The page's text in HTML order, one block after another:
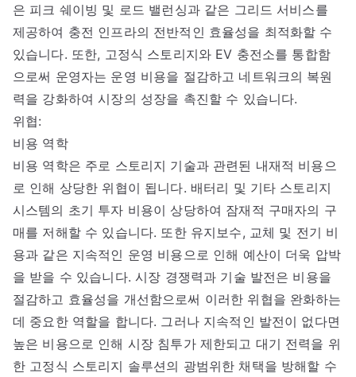
은 피크 쉐이빙 및 로드 밸런싱과 같은 그리드 서비스를
제공하여 충전 인프라의 전반적인 효율성을 최적화할 수
있습니다. 또한, 고정식 스토리지와 EV 충전소를 통합함
으로써 운영자는 운영 비용을 절감하고 네트워크의 복원
력을 강화하여 시장의 성장을 촉진할 수 있습니다.
위협:
비용 역학
비용 역학은 주로 스토리지 기술과 관련된 내재적 비용으
로 인해 상당한 위협이 됩니다. 배터리 및 기타 스토리지
시스템의 초기 투자 비용이 상당하여 잠재적 구매자의 구
매를 저해할 수 있습니다. 또한 유지보수, 교체 및 전기 비
용과 같은 지속적인 운영 비용으로 인해 예산이 더욱 압박
을 받을 수 있습니다. 시장 경쟁력과 기술 발전은 비용을
절감하고 효율성을 개선함으로써 이러한 위협을 완화하는
데 중요한 역할을 합니다. 그러나 지속적인 발전이 없다면
높은 비용으로 인해 시장 침투가 제한되고 대기 전력을 위
한 고정식 스토리지 솔루션의 광범위한 채택을 방해할 수